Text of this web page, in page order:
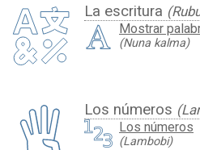
La escritura
Mostrar
(Nuna kalma)
Los números
Los números
(Lambobi)